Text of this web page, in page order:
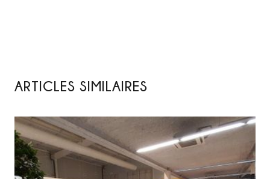
ARTICLES SIMILAIRES